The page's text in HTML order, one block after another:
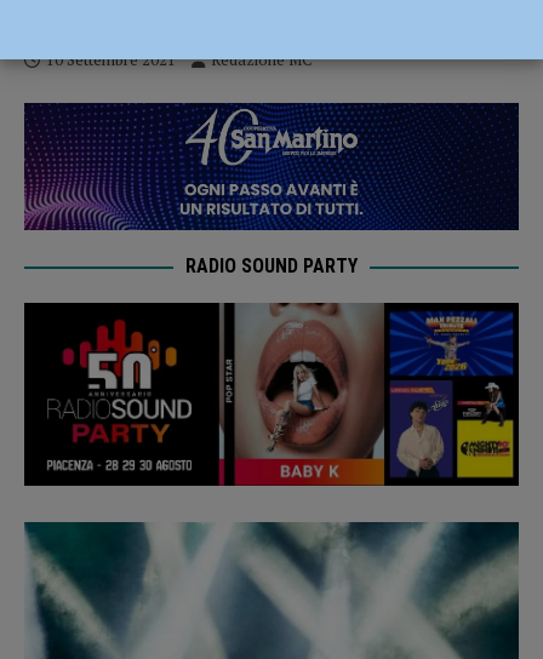
10 Settembre 2021 Redazione MC
RADIO SOUND PARTY